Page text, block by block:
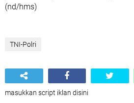
(nd/hms)
TNI-Polri
masukkan script iklan disini